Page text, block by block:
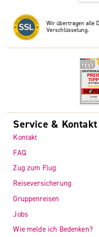
Wir übertragen alle
Verschlüsselung.
Service & Kontakt
Kontakt
FAQ
Zug zum Flug
Reiseversicherung
Gruppenreisen
Jobs
Wie melde ich Bedenken?